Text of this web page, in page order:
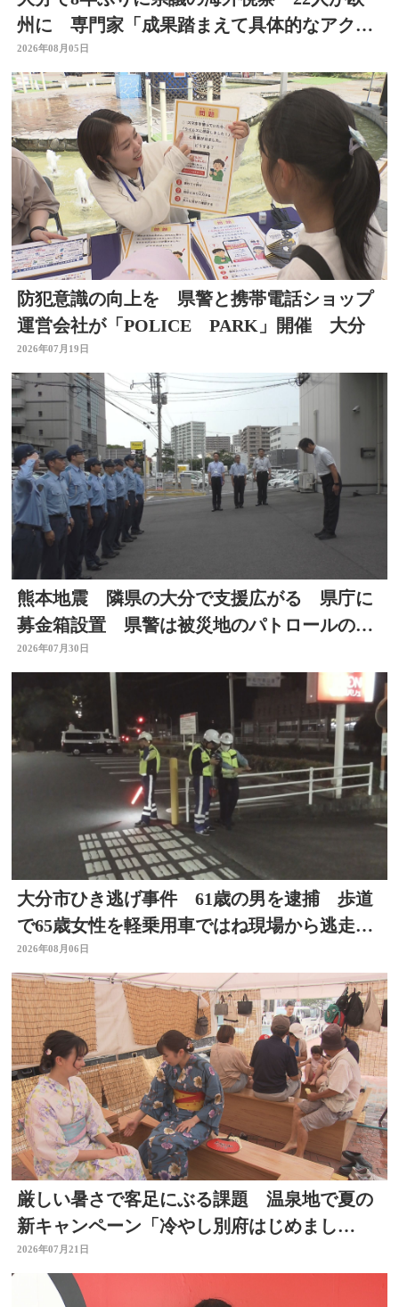
州に 専門家「成果踏まえて具体的なアクシ
ョン必要」
2026年08月05日
防犯意識の向上を 県警と携帯電話ショップ
運営会社が「POLICE PARK」開催 大分
2026年07月19日
熊本地震 隣県の大分で支援広がる 県庁に
募金箱設置 県警は被災地のパトロールのた
め部隊を派遣
2026年07月30日
大分市ひき逃げ事件 61歳の男を逮捕 歩道
で65歳女性を軽乗用車ではね現場から逃走し
た疑い
2026年08月06日
厳しい暑さで客足にぶる課題 温泉地で夏の
新キャンペーン「冷やし別府はじめまし
た」 冷たい足湯など設置
2026年07月21日